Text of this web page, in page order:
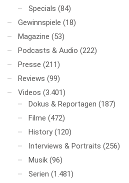
Specials (84)
Gewinnspiele (18)
Magazine (53)
Podcasts & Audio (222)
Presse (211)
Reviews (99)
Videos (3.401)
Dokus & Reportagen (187)
Filme (472)
History (120)
Interviews & Portraits (256)
Musik (96)
Serien (1.481)